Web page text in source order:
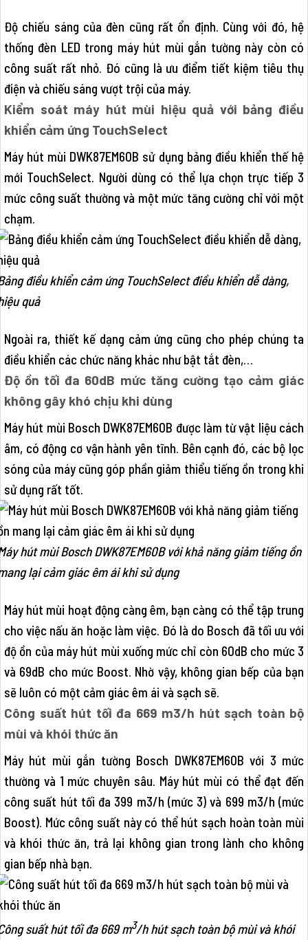
Độ chiếu sáng của đèn cũng rất ổn định. Cùng với đó, hệ
thống đèn LED trong máy hút mùi gắn tường này còn có
công suất rất nhỏ. Đó cũng là ưu điểm tiết kiệm tiêu thụ
điện và chiếu sáng vượt trội của máy.
Kiểm soát máy hút mùi hiệu quả với bảng điều
khiển cảm ứng TouchSelect
Máy hút mùi DWK87EM60B sử dụng bảng điều khiển thế hệ
mới TouchSelect. Người dùng có thể lựa chọn trực tiếp 3
mức công suất thường và một mức tăng cường chỉ với một
chạm.
điều khiển cảm ứng TouchSelect điều khiển dễ dàng,
quả
Ngoài ra, thiết kế dạng cảm ứng cũng cho phép chúng ta
điều khiển các chức năng khác như bật tắt đèn,…
Độ ồn tối đa 60dB mức tăng cường tạo cảm giác
không gây khó chịu khi dùng
Máy hút mùi Bosch DWK87EM60B được làm từ vật liệu cách
âm, có động cơ vận hành yên tĩnh. Bên cạnh đó, các bộ lọc
sóng của máy cũng góp phần giảm thiểu tiếng ồn trong khi
sử dụng rất tốt.
hút mùi Bosch DWK87EM60B với khả năng giảm tiếng ồn
lại cảm giác êm ái khi sử dụng
Máy hút mùi hoạt động càng êm, bạn càng có thể tập trung
cho việc nấu ăn hoặc làm việc. Đó là do Bosch đã tối ưu với
độ ồn của máy hút mùi xuống mức chỉ còn 60dB cho mức 3
và 69dB cho mức Boost. Nhờ vậy, không gian bếp của bạn
sẽ luôn có một cảm giác êm ái và sạch sẽ.
Công suất hút tối đa 669 m3/h hút sạch toàn bộ
mùi và khói thức ăn
Máy hút mùi gắn tường Bosch DWK87EM60B với 3 mức
thường và 1 mức chuyên sâu. Máy hút mùi có thể đạt đến
công suất hút tối đa 399 m3/h (mức 3) và 699 m3/h (mức
Boost). Mức công suất này có thể hút sạch hoàn toàn mùi
và khói thức ăn, trả lại không gian trong lành cho không
gian bếp nhà bạn.
suất hút tối đa 669 m3/h hút sạch toàn bộ mùi và khói